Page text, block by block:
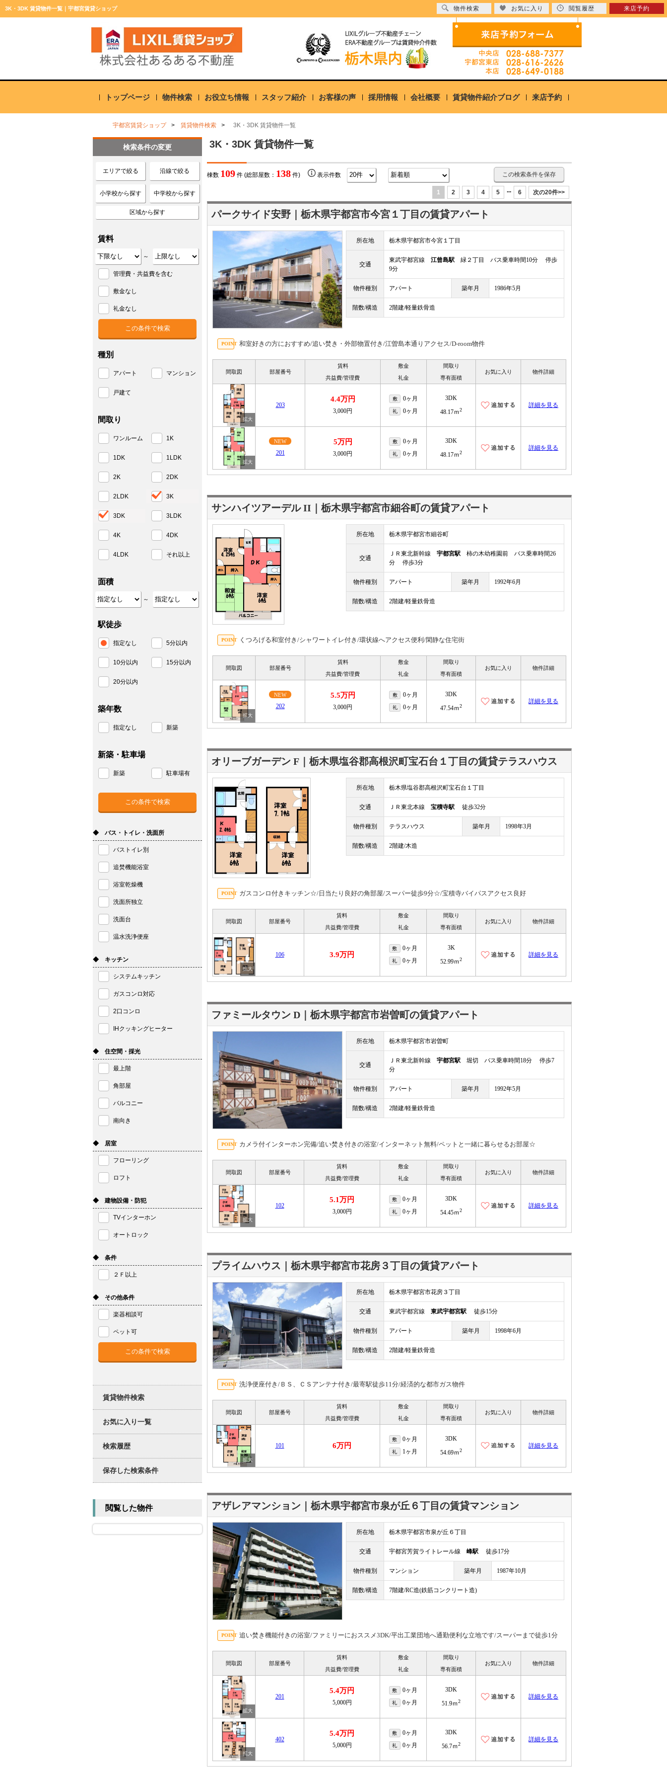
3K・3DK 賃貸物件一覧｜宇都宮賃貸ショップ
トップページ 物件検索 お役立ち情報 スタッフ紹介 お客様の声 採用情報 会社概要 賃貸物件紹介ブログ 来店予約
物件検索 お気に入り 閲覧履歴 来店予約
宇都宮賃貸ショップ 賃貸物件検索 3K・3DK 賃貸物件一覧
3K・3DK 賃貸物件一覧
棟数 109 件 (総部屋数： 138 件) 表示件数 この検索条件を保存
1 2 3 4 5 ... 6 次の20件>>
パークサイド安野｜栃木県宇都宮市今宮１丁目の賃貸アパート
所在地 栃木県宇都宮市今宮１丁目
交通
東武宇都宮線 江曾島駅 緑２丁目 バス乗車時間10分 停歩
9分
物件種別 アパート 築年月 1986年5月
階数/構造 2階建/軽量鉄骨造
和室好きの方におすすめ/追い焚き・外部物置付き/江曽島本通りアクセス/D-room物件
間取図 部屋番号
賃料
共益費/管理費
敷金
礼金
間取り
専有面積
お気に入り 物件詳細
203
4.4万円
3,000円
敷 0ヶ月
礼 0ヶ月
3DK
48.17ｍ2
詳細を見る
NEW
201
5万円
3,000円
敷 0ヶ月
礼 0ヶ月
3DK
48.17ｍ2
詳細を見る
サンハイツアーデル II｜栃木県宇都宮市細谷町の賃貸アパート
所在地 栃木県宇都宮市細谷町
交通
ＪＲ東北新幹線 宇都宮駅 柿の木幼稚園前 バス乗車時間26
分 停歩3分
物件種別 アパート 築年月 1992年6月
階数/構造 2階建/軽量鉄骨造
くつろげる和室付き/シャワートイレ付き/環状線へアクセス便利/閑静な住宅街
間取図 部屋番号
賃料
共益費/管理費
敷金
礼金
間取り
専有面積
お気に入り 物件詳細
NEW
202
5.5万円
3,000円
敷 0ヶ月
礼 0ヶ月
3DK
47.54ｍ2
詳細を見る
オリーブガーデン F｜栃木県塩谷郡高根沢町宝石台１丁目の賃貸テラスハウス
所在地 栃木県塩谷郡高根沢町宝石台１丁目
交通 ＪＲ東北本線 宝積寺駅 徒歩32分
物件種別 テラスハウス 築年月 1998年3月
階数/構造 2階建/木造
ガスコンロ付きキッチン☆/日当たり良好の角部屋/スーパー徒歩9分☆/宝積寺バイパスアクセス良好
間取図 部屋番号
賃料
共益費/管理費
敷金
礼金
間取り
専有面積
お気に入り 物件詳細
106 3.9万円
敷 0ヶ月
礼 0ヶ月
3K
52.99ｍ2
詳細を見る
ファミールタウン D｜栃木県宇都宮市岩曽町の賃貸アパート
所在地 栃木県宇都宮市岩曽町
交通
ＪＲ東北新幹線 宇都宮駅 堀切 バス乗車時間18分 停歩7
分
物件種別 アパート 築年月 1992年5月
階数/構造 2階建/軽量鉄骨造
カメラ付インターホン完備/追い焚き付きの浴室/インターネット無料/ペットと一緒に暮らせるお部屋☆
間取図 部屋番号
賃料
共益費/管理費
敷金
礼金
間取り
専有面積
お気に入り 物件詳細
102
5.1万円
3,000円
敷 0ヶ月
礼 0ヶ月
3DK
54.45ｍ2
詳細を見る
プライムハウス｜栃木県宇都宮市花房３丁目の賃貸アパート
所在地 栃木県宇都宮市花房３丁目
交通 東武宇都宮線 東武宇都宮駅 徒歩15分
物件種別 アパート 築年月 1998年6月
階数/構造 2階建/軽量鉄骨造
洗浄便座付き/ＢＳ、ＣＳアンテナ付き/最寄駅徒歩11分/経済的な都市ガス物件
間取図 部屋番号
賃料
共益費/管理費
敷金
礼金
間取り
専有面積
お気に入り 物件詳細
101 6万円
敷 0ヶ月
礼 1ヶ月
3DK
54.69ｍ2
詳細を見る
アザレアマンション｜栃木県宇都宮市泉が丘６丁目の賃貸マンション
所在地 栃木県宇都宮市泉が丘６丁目
交通 宇都宮芳賀ライトレール線 峰駅 徒歩17分
物件種別 マンション 築年月 1987年10月
階数/構造 7階建/RC造(鉄筋コンクリート造)
追い焚き機能付きの浴室/ファミリーにおススメ3DK/平出工業団地へ通勤便利な立地です/スーパーまで徒歩1分
間取図 部屋番号
賃料
共益費/管理費
敷金
礼金
間取り
専有面積
お気に入り 物件詳細
201
5.4万円
5,000円
敷 0ヶ月
礼 0ヶ月
3DK
51.9ｍ2
詳細を見る
402
5.4万円
5,000円
敷 0ヶ月
礼 0ヶ月
3DK
56.7ｍ2
詳細を見る
検索条件の変更
エリアで絞る 沿線で絞る
小学校から探す 中学校から探す
区域から探す
賃料
～
管理費・共益費を含む
敷金なし
礼金なし
種別
アパート マンション
戸建て
間取り
ワンルーム 1K
1DK 1LDK
2K 2DK
2LDK 3K
3DK 3LDK
4K 4DK
4LDK それ以上
面積
～
駅徒歩
指定なし 5分以内
10分以内 15分以内
20分以内
築年数
指定なし 新築
新築・駐車場
新築 駐車場有
◆ バス・トイレ・洗面所
バストイレ別
追焚機能浴室
浴室乾燥機
洗面所独立
洗面台
温水洗浄便座
◆ キッチン
システムキッチン
ガスコンロ対応
2口コンロ
IHクッキングヒーター
◆ 住空間・採光
最上階
角部屋
バルコニー
南向き
◆ 居室
フローリング
ロフト
◆ 建物設備・防犯
TVインターホン
オートロック
◆ 条件
２Ｆ以上
◆ その他条件
楽器相談可
ペット可
賃貸物件検索
お気に入り一覧
検索履歴
保存した検索条件
閲覧した物件